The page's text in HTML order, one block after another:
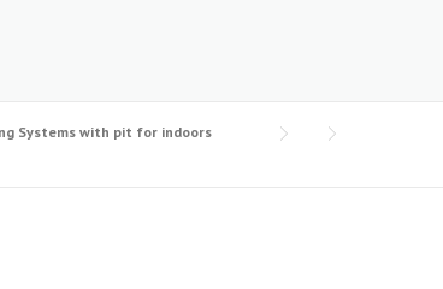
Systems with pit for indoors